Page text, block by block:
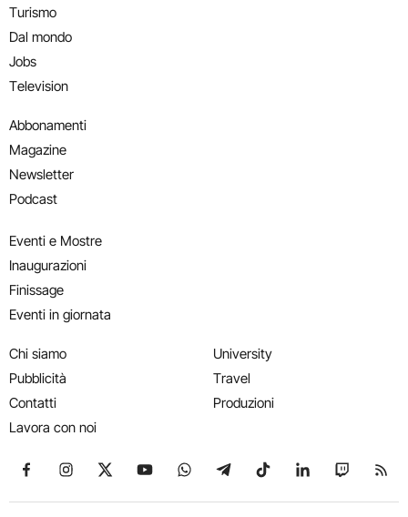
Turismo
Dal mondo
Jobs
Television
Abbonamenti
Magazine
Newsletter
Podcast
Eventi e Mostre
Inaugurazioni
Finissage
Eventi in giornata
Chi siamo
Pubblicità
Contatti
Lavora con noi
University
Travel
Produzioni
Seguici su Facebook
Seguici su Instagram
Seguici su X
Seguici su YouTube
Seguici su WhatsApp
Seguici su Telegram
Seguici su TikTok
Seguici su
Seguici